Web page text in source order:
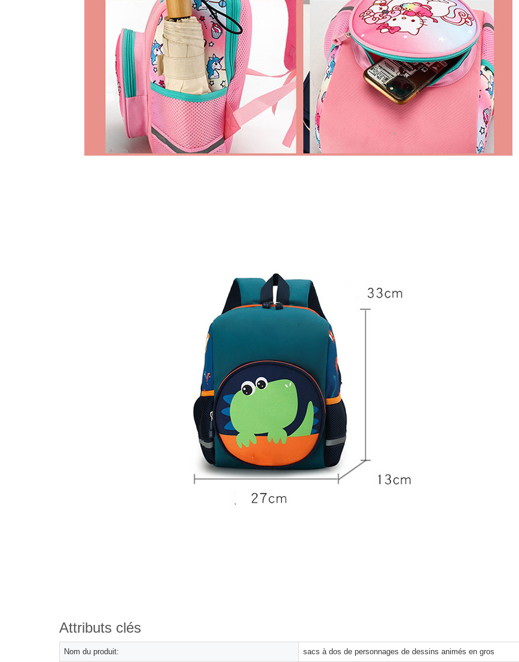
Attributs clés
Nom du produit: sacs à dos de personnages de dessins animés en gros